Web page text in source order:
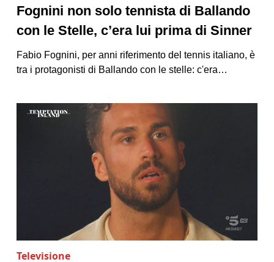
Fognini non solo tennista di Ballando
con le Stelle, c’era lui prima di Sinner
Fabio Fognini, per anni riferimento del tennis italiano, è
tra i protagonisti di Ballando con le stelle: c'era…
Televisione